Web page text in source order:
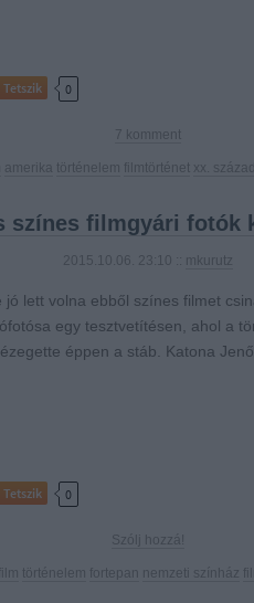
Tetszik 0
7 komment
amerika történelem filmtörténet xx. század
színes filmgyári fotók
2015.10.06. 23:10 :: mkurutz
jó lett volna ebből színes filmet
egy tesztvetítésen, ahol a
éppen a stáb. Katona
Tetszik 0
Szólj hozzá!
film történelem fortepan nemzeti színház